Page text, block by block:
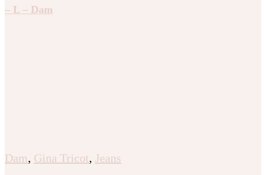
– L – Dam
Dam, Gina Tricot, Jeans